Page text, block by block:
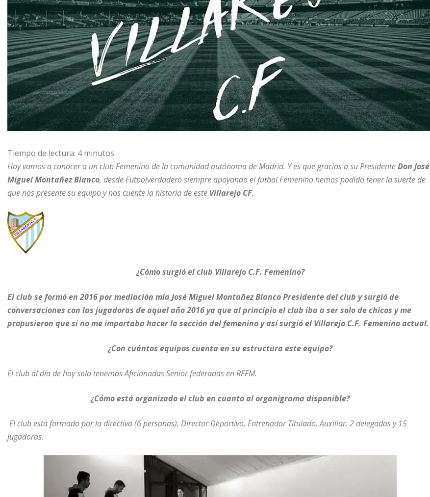
Tiempo de lectura: 4 minutos
Hoy vamos a conocer a un club Femenino de la comunidad autónoma de Madrid. Y es que gracias a su PresidenteDon José
Miguel Montañez Blanco, desde Futbolverdadero siempre apoyando el futbol Femenino hemos podido tener la suerte de
que nos presente su equipo y nos cuente la historia de este Villarejo CF.
¿Cómo surgió el club Villarejo C.F. Femenino?
El club se formó en 2016 por mediación mía José Miguel Montañez Blanco Presidente del club y surgió de
conversaciones con las jugadoras de aquel año 2016 ya que al principio el club iba a ser solo de chicos y me
propusieron que si no me importaba hacer la sección del femenino y así surgió el Villarejo C.F. Femenino actual.
¿Con cuántos equipos cuenta en su estructura este equipo?
El club al día de hoy solo tenemos Aficionadas Senior federadas en RFFM.
¿Cómo está organizado el club en cuanto al organigrama disponible?
El club está formado por la directiva (6 personas), Director Deportivo, Entrenador Titulado, Auxiliar. 2 delegadas y 15
jugadoras.